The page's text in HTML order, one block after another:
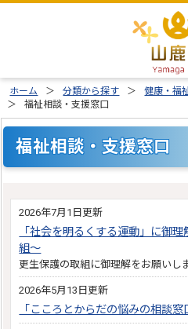
ホーム 分類から探す 健康・福
福祉相談・支援窓口
福祉相談・支援窓口
2026年7月1日更新
「社会を明るくする運動」に御
組～
更生保護の取組に御理解をお願いし
2026年5月13日更新
「こころとからだの悩みの相談